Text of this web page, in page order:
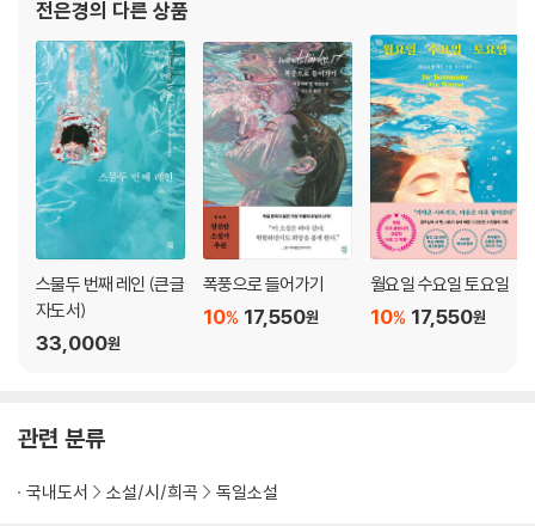
워?』, 『알록달록 손바
전은경의 다른 상품
스물두 번째 레인 (큰글
자도서)
33,000원
폭풍으로 들어가기
17,550원
10%
월요일 수요일 토요일
17,550원
10%
관련 분류
국내도서 소설/시/희곡 독일소설